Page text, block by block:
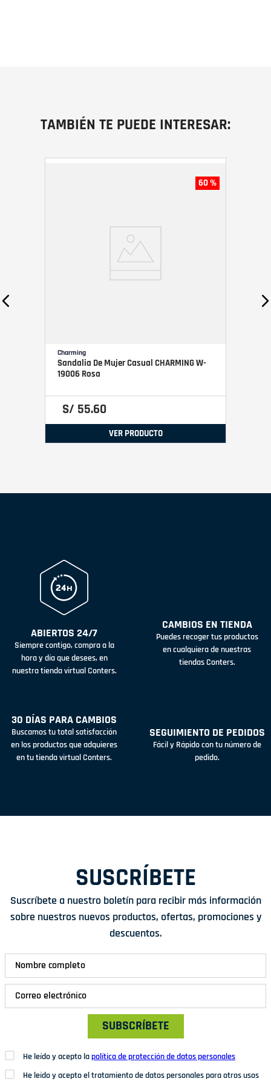
TAMBIÉN TE PUEDE INTERESAR:
60 %
Charming
Sandalia De Mujer Casual CHARMING W-
19006 Rosa
S/ 55.60
VER PRODUCTO
ABIERTOS 24/7
Siempre contigo, compra a la
hora y día que desees, en
nuestra tienda virtual Conters.
CAMBIOS EN TIENDA
Puedes recoger tus productos
en cualquiera de nuestras
tiendas Conters.
30 DÍAS PARA CAMBIOS
Buscamos tu total satisfacción
en los productos que adquieres
en tu tienda virtual Conters.
SEGUIMIENTO DE PEDIDOS
Fácil y Rápido con tu número de
pedido.
SUSCRÍBETE
Suscríbete a nuestro boletín para recibir más información
sobre nuestros nuevos productos, ofertas, promociones y
descuentos.
SUBSCRÍBETE
He leído y acepto lapolítica de protección de datos personales
He leído y acepto el tratamiento de datos personales para otros usos